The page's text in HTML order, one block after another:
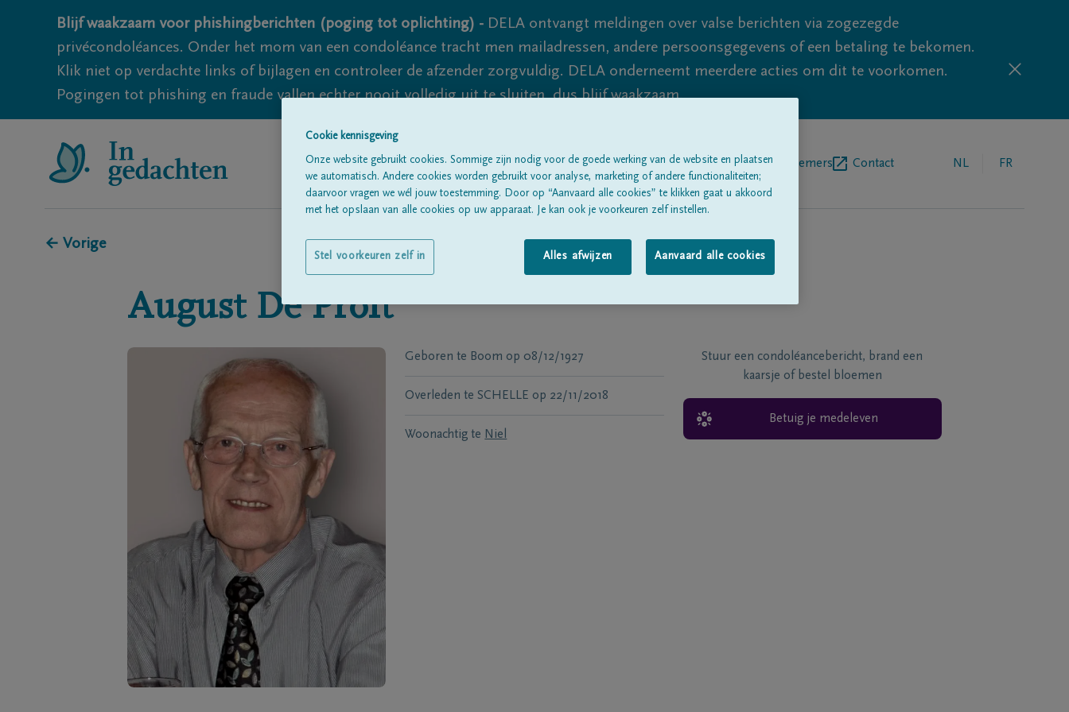
Blijf waakzaam voor phishingberichten (poging tot oplichting) - DELA ontvangt meldingen over valse berichten via zogezegde
privécondoléances. Onder het mom van een condoléance tracht men mailadressen, andere persoonsgegevens of een betaling te bekomen.
Klik niet op verdachte links of bijlagen en controleer de afzender zorgvuldig. DELA onderneemt meerdere acties om dit te voorkomen.
Pogingen tot phishing en fraude vallen echter nooit volledig uit te sluiten, dus blijf waakzaam.
Alle rouwberichtenOver onsBegrafenisondernemers Contact NL FR
← Vorige
August De Proft
Geboren te Boom op 08/12/1927
Overleden te SCHELLE op 22/11/2018
Woonachtig te Niel
Stuur een condoléancebericht, brand een
kaarsje of bestel bloemen
Betuig je medeleven
Cookie kennisgeving
Onze website gebruikt cookies. Sommige zijn nodig voor de goede werking van de website en plaatsen
we automatisch. Andere cookies worden gebruikt voor analyse, marketing of andere functionaliteiten;
daarvoor vragen we wél jouw toestemming. Door op “Aanvaard alle cookies” te klikken gaat u akkoord
met het opslaan van alle cookies op uw apparaat. Je kan ook je voorkeuren zelf instellen.
Alles afwijzen Aanvaard alle cookies
Stel voorkeuren zelf in